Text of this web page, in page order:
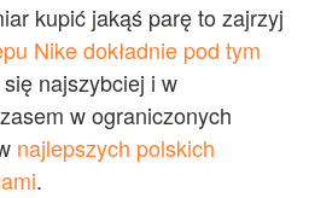
kupić jakąś parę to zajrzyj
Nike dokładnie pod tym
najszybciej i w
w ograniczonych
najlepszych polskich
.